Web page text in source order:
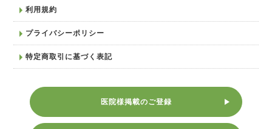
利用規約
プライバシーポリシー
特定商取引に基づく表記
医院様掲載のご登録